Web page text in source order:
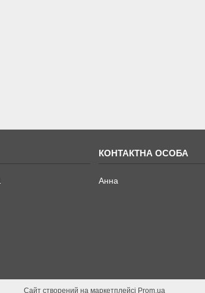
Анна
Сайт створений на маркетплейсі Prom.ua